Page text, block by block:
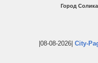
Город
|08-08-2026| City-